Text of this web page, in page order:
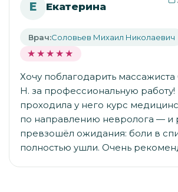
Е Екатерина
Врач:Соловьев Михаил Николаевич
★★★★★
★★★★★
Хочу поблагодарить
Н. за профессиональную
проходила у него курс
по направлению невролога — и
превзошёл ожидания: боли в
полностью ушли. Очень